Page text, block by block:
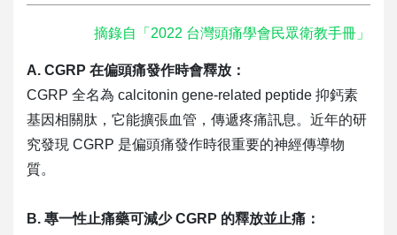
摘錄自「2022 台灣頭痛學會民眾衛教手冊」
A. CGRP 在偏頭痛發作時會釋放：
CGRP 全名為 calcitonin gene-related peptide 抑鈣素
基因相關肽，它能擴張血管，傳遞疼痛訊息。近年的研
究發現 CGRP 是偏頭痛發作時很重要的神經傳導物
質。
B. 專一性止痛藥可減少 CGRP 的釋放並止痛：